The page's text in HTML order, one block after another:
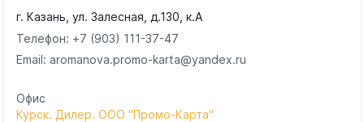
г. Казань, ул. Залесная, д.130, к.А
Телефон: +7 (903) 111-37-47
Email: aromanova.promo-karta@yandex.ru
Офис
Курск. Дилер. ООО "Промо-Карта"